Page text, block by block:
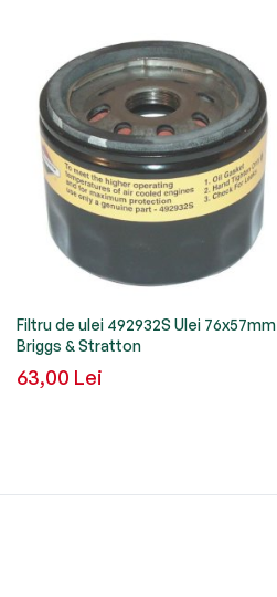
Filtru de ulei 492932S Ulei 76x57mm
Briggs & Stratton
63,00 Lei